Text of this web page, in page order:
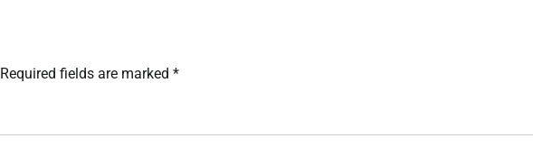
Required fields are marked *